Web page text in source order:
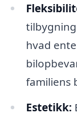
hvad
familiens
Estetikk: